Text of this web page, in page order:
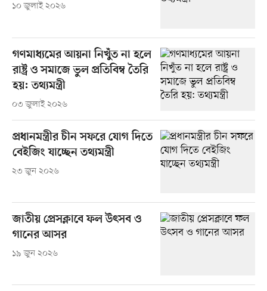
১০ জুলাই ২০২৬
গণমাধ্যমের আয়না নিখুঁত না হলে
রাষ্ট্র ও সমাজে ভুল প্রতিবিম্ব তৈরি
হয়: তথ্যমন্ত্রী
০৩ জুলাই ২০২৬
প্রধানমন্ত্রীর চীন সফরে যোগ দিতে
বেইজিং যাচ্ছেন তথ্যমন্ত্রী
২৩ জুন ২০২৬
জাতীয় প্রেসক্লাবে ফল উৎসব ও
গানের আসর
১৯ জুন ২০২৬